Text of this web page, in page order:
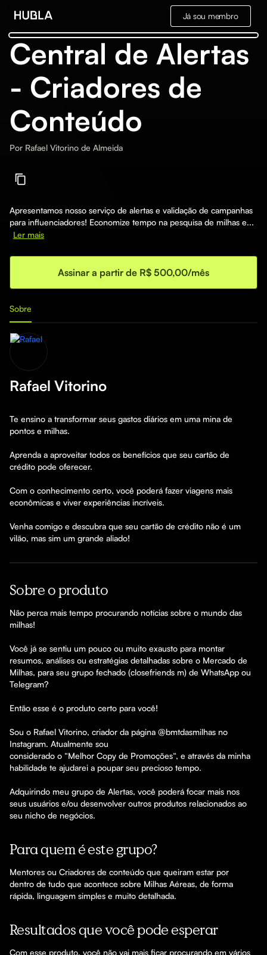
Já sou membro
Central de Alertas
- Criadores de
Conteúdo
Por Rafael Vitorino de Almeida
Apresentamos nosso serviço de alertas e validação de campanhas
para influenciadores! Economize tempo na pesquisa de milhas e...
Ler mais
Assinar a partir de R$ 500,00/mês
Sobre
Rafael Vitorino
Te ensino a transformar seus gastos diários em uma mina de
pontos e milhas.
Aprenda a aproveitar todos os benefícios que seu cartão de
crédito pode oferecer.
Com o conhecimento certo, você poderá fazer viagens mais
econômicas e viver experiências incríveis.
Venha comigo e descubra que seu cartão de crédito não é um
vilão, mas sim um grande aliado!
Sobre o produto
Não perca mais tempo procurando notícias sobre o mundo das
milhas!
Você já se sentiu um pouco ou muito exausto para montar
resumos, análises ou estratégias detalhadas sobre o Mercado de
Milhas, para seu grupo fechado (closefriends m) de WhatsApp ou
Telegram?
Então esse é o produto certo para você!
Sou o Rafael Vitorino, criador da página @bmtdasmilhas no
Instagram. Atualmente sou
considerado o “Melhor Copy de Promoções“, e através da minha
habilidade te ajudarei a poupar seu precioso tempo.
Adquirindo meu grupo de Alertas, você poderá focar mais nos
seus usuários e/ou desenvolver outros produtos relacionados ao
seu nicho de negócios.
Para quem é este grupo?
Mentores ou Criadores de conteúdo que queiram estar por
dentro de tudo que acontece sobre Milhas Aéreas, de forma
rápida, linguagem simples e muito detalhada.
Resultados que você pode esperar
Com esse produto, você não vai mais ficar procurando em vários